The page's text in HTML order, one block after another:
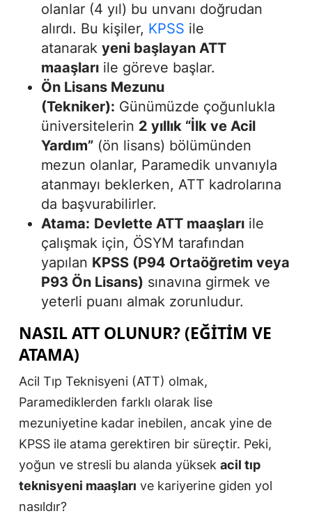
olanlar (4 yıl) bu unvanı doğrudan
alırdı. Bu kişiler, KPSS ile
atanarak yeni başlayan ATT
maaşları ile göreve başlar.
Ön Lisans Mezunu
(Tekniker): Günümüzde çoğunlukla
üniversitelerin 2 yıllık “İlk ve Acil
Yardım” (ön lisans) bölümünden
mezun olanlar, Paramedik unvanıyla
atanmayı beklerken, ATT kadrolarına
da başvurabilirler.
Atama: Devlette ATT maaşları ile
çalışmak için, ÖSYM tarafından
yapılan KPSS (P94 Ortaöğretim veya
P93 Ön Lisans) sınavına girmek ve
yeterli puanı almak zorunludur.
NASIL ATT OLUNUR? (EĞITIM VE
ATAMA)
Acil Tıp Teknisyeni (ATT) olmak,
Paramediklerden farklı olarak lise
mezuniyetine kadar inebilen, ancak yine de
KPSS ile atama gerektiren bir süreçtir. Peki,
yoğun ve stresli bu alanda yüksek acil tıp
teknisyeni maaşları ve kariyerine giden yol
nasıldır?